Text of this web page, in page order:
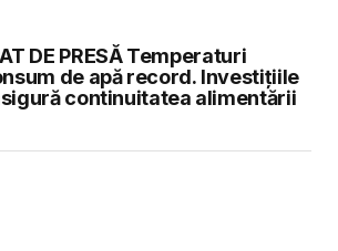
DE PRESĂ Temperaturi
de apă record. Investițiile
continuitatea alimentării